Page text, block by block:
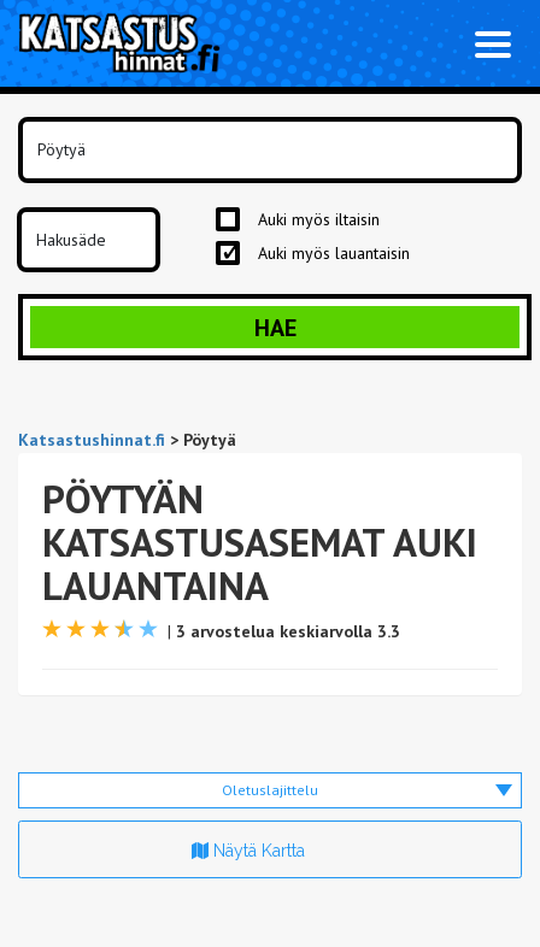
Auki myös iltaisin
Auki myös lauantaisin
HAE
Katsastushinnat.fi > Pöytyä
PÖYTYÄN
KATSASTUSASEMAT AUKI
LAUANTAINA
| 3 arvostelua keskiarvolla 3.3
Oletuslajittelu
Näytä Kartta